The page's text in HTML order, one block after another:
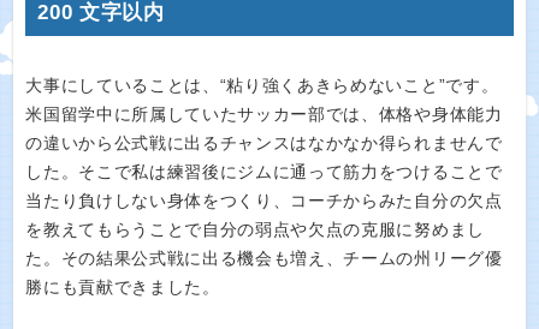
200 文字以内
大事にしていることは、“粘り強くあきらめないこと”です。
米国留学中に所属していたサッカー部では、体格や身体能力
の違いから公式戦に出るチャンスはなかなか得られませんで
した。そこで私は練習後にジムに通って筋力をつけることで
当たり負けしない身体をつくり、コーチからみた自分の欠点
を教えてもらうことで自分の弱点や欠点の克服に努めまし
た。その結果公式戦に出る機会も増え、チームの州リーグ優
勝にも貢献できました。